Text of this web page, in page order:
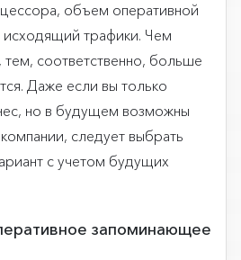
объем оперативной
трафики. Чем
соответственно, больше
Даже если вы только
но в будущем возможны
следует выбрать
с учетом будущих
запоминающее